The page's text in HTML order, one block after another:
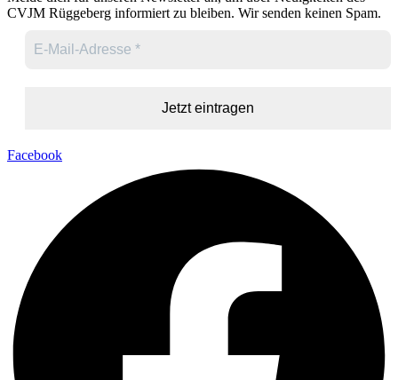
CVJM Rüggeberg informiert zu bleiben. Wir senden keinen Spam.
Facebook